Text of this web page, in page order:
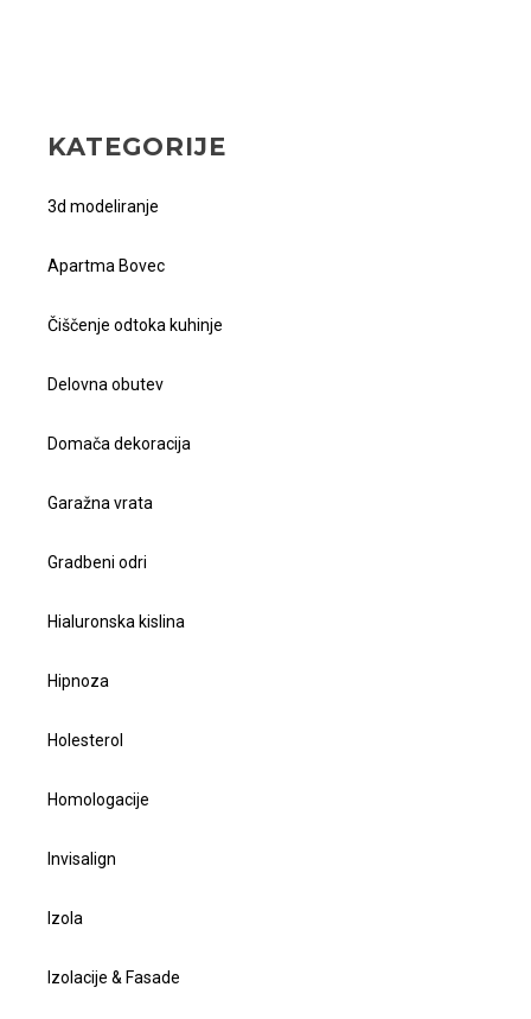
KATEGORIJE
3d modeliranje
Apartma Bovec
Čiščenje odtoka kuhinje
Delovna obutev
Domača dekoracija
Garažna vrata
Gradbeni odri
Hialuronska kislina
Hipnoza
Holesterol
Homologacije
Invisalign
Izola
Izolacije & Fasade